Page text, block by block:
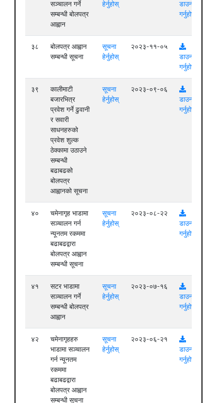
सञ्चालन गर्ने
सम्बन्धी बोलपत्र
आह्वान
हेर्नुहोस्
डाउनलोड
गर्नुहोस्
३८
बोलपत्र आह्वान
सम्बन्धी सूचना
सूचना
हेर्नुहोस्
२०२३-११-०५
डाउनलोड
गर्नुहोस्
३९
कालीमाटी
बजारभित्र
प्रवेश गर्ने ढुवानी
र सवारी
साधनहरुको
प्रवेश शुल्क
ठेक्कामा उठाउने
सम्बन्धी
बढाबढको
बोलपत्र
आह्वानको सूचना
सूचना
हेर्नुहोस्
२०२३-०९-०६
डाउनलोड
गर्नुहोस्
४०
चमेनागृह भाडामा
सञ्चालन गर्न
न्यूनतम रकममा
बढाबढद्वारा
बोलपत्र आह्वान
सम्बन्धी सूचना
सूचना
हेर्नुहोस्
२०२३-०८-२२
डाउनलोड
गर्नुहोस्
४१
सटर भाडामा
सञ्चालन गर्ने
सम्बन्धी बोलपत्र
आह्वान
सूचना
हेर्नुहोस्
२०२३-०७-१६
डाउनलोड
गर्नुहोस्
४२
चमेनागृहहरु
भाडामा सञ्चालन
गर्न न्यूनतम
रकममा
बढाबढद्वारा
बोलपत्र आह्वान
सम्बन्धी सूचना
सूचना
हेर्नुहोस्
२०२३-०६-२१
डाउनलोड
गर्नुहोस्